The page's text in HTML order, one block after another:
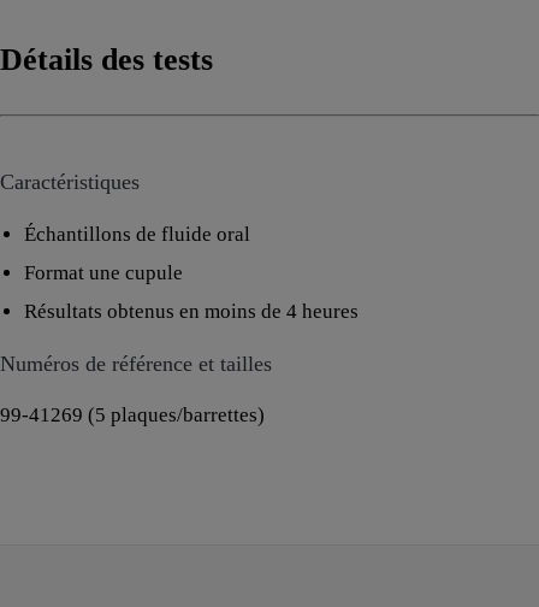
Détails des tests
Caractéristiques
Échantillons de fluide oral
Format une cupule
Résultats obtenus en moins de 4 heures
Numéros de référence et tailles
99-41269 (5 plaques/barrettes)